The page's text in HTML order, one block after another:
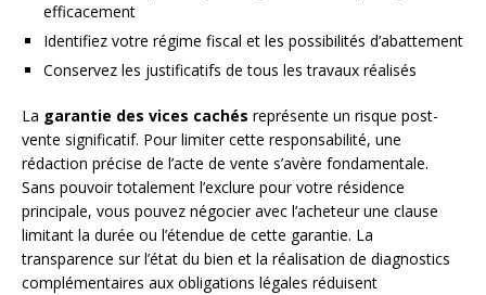
efficacement
Identifiez votre régime fiscal et les possibilités d’abattement
Conservez les justificatifs de tous les travaux réalisés
La garantie des vices cachés représente un risque post-
vente significatif. Pour limiter cette responsabilité, une
rédaction précise de l’acte de vente s’avère fondamentale.
Sans pouvoir totalement l’exclure pour votre résidence
principale, vous pouvez négocier avec l’acheteur une clause
limitant la durée ou l’étendue de cette garantie. La
transparence sur l’état du bien et la réalisation de diagnostics
complémentaires aux obligations légales réduisent